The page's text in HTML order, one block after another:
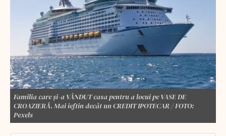
Familia care și-a VÂNDUT casa pentru a locui pe VASE DE
CROAZIERĂ. Mai ieftin decât un CREDIT IPOTECAR / FOTO:
Pexels